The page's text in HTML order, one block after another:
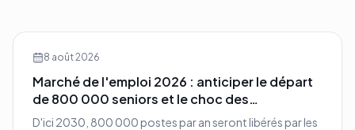
8 août 2026
Marché de l'emploi 2026 : anticiper le départ
de 800 000 seniors et le choc des
compétences
D'ici 2030, 800 000 postes par an seront libérés par les